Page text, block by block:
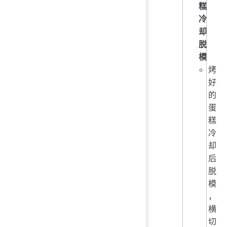
糕
冷
却
脱
模
烤
好
的
蛋
糕
冷
却
后
脱
模
，
横
切